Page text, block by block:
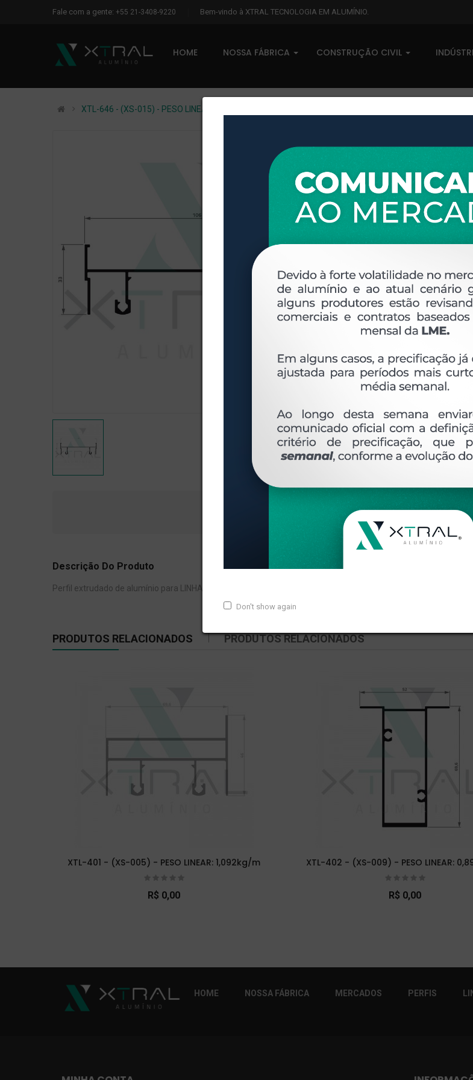
Fale com a gente: +55 21-3408-9220 Bem-vindo à XTRAL TECNOLOGIA EM ALUMÍNIO.
HOME NOSSA FÁBRICA CONSTRUÇÃO CIVIL
Don't show again
XTL-646 - (XS-015) - PESO LINEAR: 0,878kg/m
XTL-646 - (XS-
0 comentários
Disponível sob
Taxas R$ 0,00
Disponibilidade:
Em
OVERVIEW
Perfil extrudado de alumínio
Ver perfis
Etiquetas: 646- PESO LINEAR - 0
DESCRIÇÃO COMENTÁRIOS (0)
Descrição Do Produto
Perfil extrudado de alumínio para LINHA XTRAL S, com peso linear de 0,878kg/m.
PRODUTOS RELACIONADOS PRODUTOS RELACIONADOS
XTL-401 - (XS-005) - PESO LINEAR: 1,092kg/m
R$ 0,00
XTL-402 - (XS-009) - PESO LINEAR:
R$ 0,00
HOME NOSSA FÁBRICA MERCADOS PERFIS